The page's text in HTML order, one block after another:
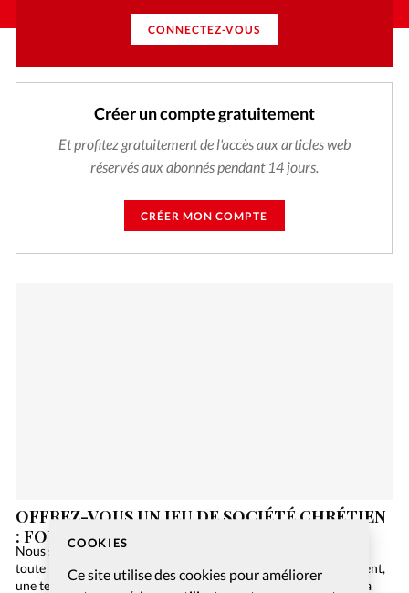
COOKIES
Ce site utilise des cookies pour améliorer
CONNECTEZ-VOUS
Créer un compte gratuitement
Et profitez gratuitement de l'accès aux articles web
réservés aux abonnés pendant 14 jours.
CRÉER MON COMPTE
OFFREZ-VOUS UN JEU DE SOCIÉTÉ CHRÉTIEN
: FOUILLES EN GALILÉE
Nous sommes en 2084. L’humanité n’utilise plus de papier car
toute l’information est numérisée sur Internet. Malheureusement,
une terrible panne informatique de niveau mondial engendre la